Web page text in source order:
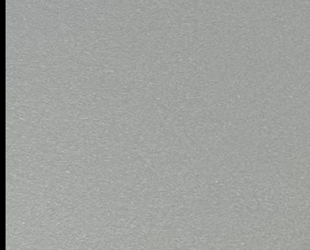
Карабины 9.3/62
ОООП и газовое оружие
Пистолеты 10/28
Пистолеты 45 Rubber
Пистолеты 9 Р.А.
Пистолеты Grand Power
Пистолеты Streamer
Пистолеты Гроза
Пистолеты Макарова
Пистолеты ИЖ-79 (МР-79)
Пистолеты МР-80
Патроны
Патроны для гладкоствольного
оружия
Патроны для нарезного оружия
Патроны для ОООП
Поиск
товаров